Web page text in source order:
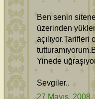
Ben senin
üzerinden
Yinede
Sevgiler..
27 Mayıs, 2008